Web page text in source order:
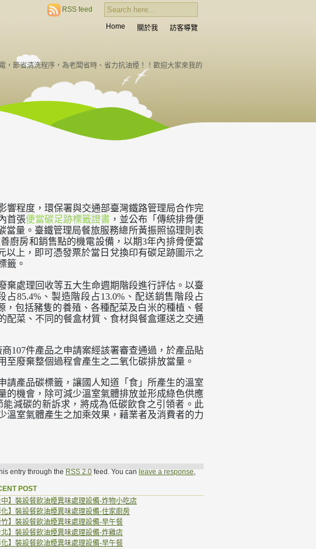
RSS feed
Home 關於我 訪客導覽
節省清洗程序，為老闆省時、省力抗油煙！！歡迎大家來我的
響程度，環保署與交通部臺灣鐵路管理局合作完
首張便當碳足跡標籤證書 ，並公布「傳統排骨便
當量。臺鐵管理局餐旅服務總所黃振照協理則表
廚房和銷售點的機電設備，以期3年內排骨便當
以上，即可憑發票於當日兌換印有碳足跡圖示之
籤。
處理回收等五大生命週期階段進行評估。以臺
占85.4%、製造階段占13.0% 、配送銷售階段占
包括豬隻的養殖、各種配菜及白米的種植、餐
菜、不同的餐盒材質、食材與餐盒運送之交通
107件產品之申請案經該署審查通過，於產品貼
廢棄整個過程會產生之二氧化碳排放當量。
產品碳標籤，讓國人知道「食」所產生的溫室
的機會，除可減少溫室氣體排放並形成綠色供應
減碳的新訴求，將成為低碳飲食之引領者。此
室氣體產生之加乘效果，藉業者及消費者的力
entry through the RSS 2.0 feed. You can leave a response,
POST
中】裝設餐飲油煙異味處理設備-炸物小吃店
化】裝設餐飲油煙異味處理設備-住家廚房
竹】裝設餐飲油煙異味處理設備-早午餐
北】裝設餐飲油煙異味處理設備-炸雞店
化】裝設餐飲油煙異味處理設備-早午餐